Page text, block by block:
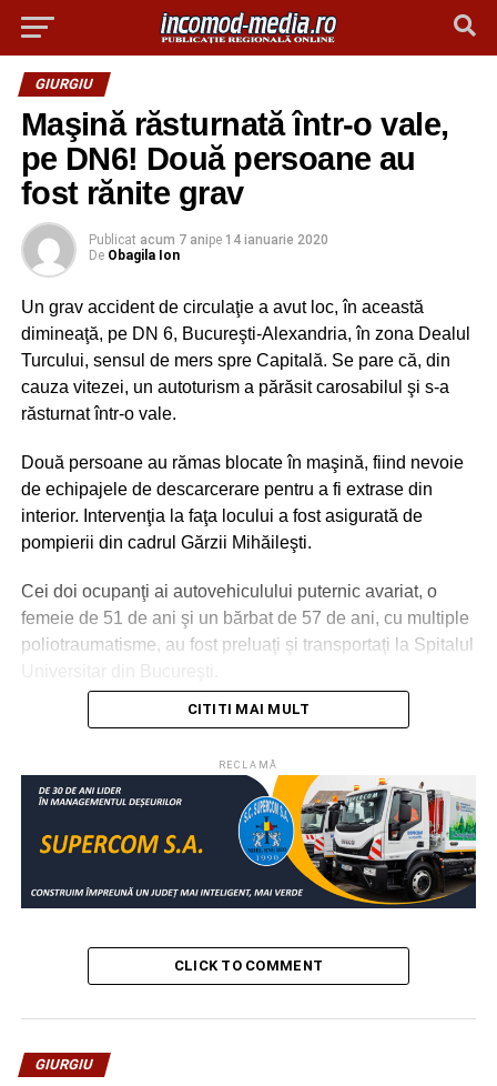
GIURGIU
Maşină răsturnată într-o vale,
pe DN6! Două persoane au
fost rănite grav
Publicat acum 7 anipe 14 ianuarie 2020
De Obagila Ion
Un grav accident de circulaţie a avut loc, în această
dimineaţă, pe DN 6, Bucureşti-Alexandria, în zona Dealul
Turcului, sensul de mers spre Capitală. Se pare că, din
cauza vitezei, un autoturism a părăsit carosabilul şi s-a
răsturnat într-o vale.
Două persoane au rămas blocate în maşină, fiind nevoie
de echipajele de descarcerare pentru a fi extrase din
interior. Intervenţia la faţa locului a fost asigurată de
pompierii din cadrul Gărzii Mihăileşti.
Cei doi ocupanţi ai autovehiculului puternic avariat, o
femeie de 51 de ani şi un bărbat de 57 de ani, cu multiple
poliotraumatisme, au fost preluaţi şi transportaţi la Spitalul
RĂNIŢI
SOCIAL VALE
Au vrut să aprindă focul în sobă şi au incendiat
toată casa!
NU RATAȚI
CITITI MAI MULT
RECLAMĂ
CLICK TO COMMENT
GIURGIU